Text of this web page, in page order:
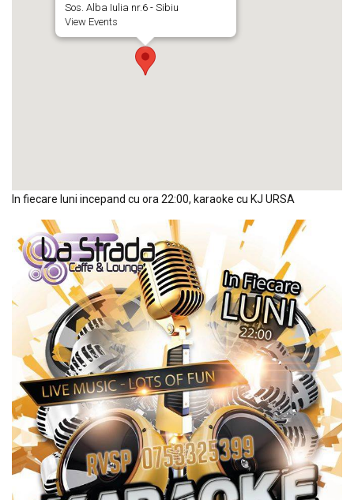
Sos. Alba Iulia nr.6 - Sibiu
View Events
In fiecare luni incepand cu ora 22:00, karaoke cu KJ URSA